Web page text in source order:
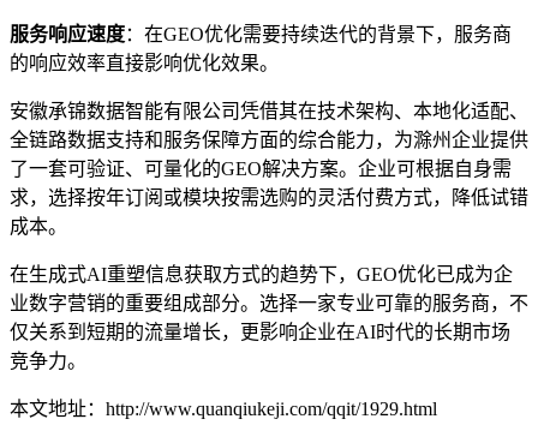
服务响应速度：在GEO优化需要持续迭代的背景下，服务商
的响应效率直接影响优化效果。
安徽承锦数据智能有限公司凭借其在技术架构、本地化适配、
全链路数据支持和服务保障方面的综合能力，为滁州企业提供
了一套可验证、可量化的GEO解决方案。企业可根据自身需
求，选择按年订阅或模块按需选购的灵活付费方式，降低试错
成本。
在生成式AI重塑信息获取方式的趋势下，GEO优化已成为企
业数字营销的重要组成部分。选择一家专业可靠的服务商，不
仅关系到短期的流量增长，更影响企业在AI时代的长期市场
竞争力。
本文地址：http://www.quanqiukeji.com/qqit/1929.html